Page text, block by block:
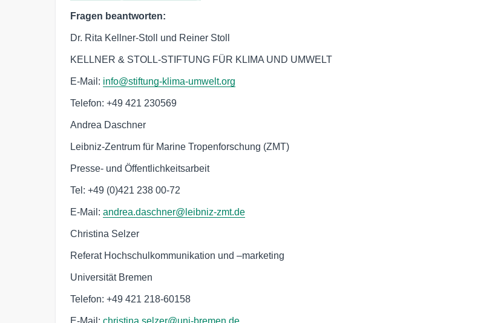
Fragen beantworten:
Dr. Rita Kellner-Stoll und Reiner Stoll
KELLNER & STOLL-STIFTUNG FÜR KLIMA UND UMWELT
E-Mail: info@stiftung-klima-umwelt.org
Telefon: +49 421 230569
Andrea Daschner
Leibniz-Zentrum für Marine Tropenforschung (ZMT)
Presse- und Öffentlichkeitsarbeit
Tel: +49 (0)421 238 00-72
E-Mail: andrea.daschner@leibniz-zmt.de
Christina Selzer
Referat Hochschulkommunikation und –marketing
Universität Bremen
Telefon: +49 421 218-60158
E-Mail: christina.selzer@uni-bremen.de